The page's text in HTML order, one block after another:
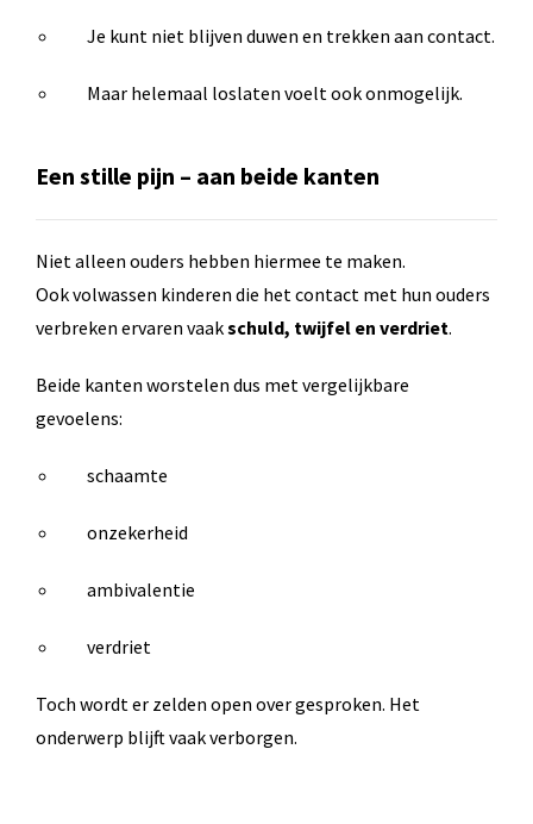
Je kunt niet blijven duwen en trekken aan contact.
Maar helemaal loslaten voelt ook onmogelijk.
Een stille pijn – aan beide kanten
Niet alleen ouders hebben hiermee te maken.
Ook volwassen kinderen die het contact met hun ouders
verbreken ervaren vaakschuld, twijfel en verdriet.
Beide kanten worstelen dus met vergelijkbare
gevoelens:
schaamte
onzekerheid
ambivalentie
verdriet
Toch wordt er zelden open over gesproken. Het
onderwerp blijft vaak verborgen.